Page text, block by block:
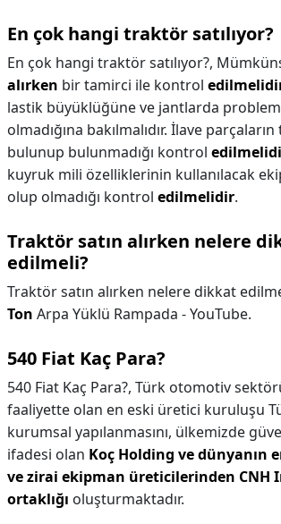
En çok hangi traktör satılıyor?
En çok hangi traktör satılıyor?,
alırken bir tamirci ile kontrol
lastik büyüklüğüne ve jantlarda
olmadığına bakılmalıdır. İlave
bulunup bulunmadığı kontrol
kuyruk mili özelliklerinin kullanılacak
olup olmadığı kontrol edilmelidir.
Traktör satın alırken nelere
edilmeli?
Traktör satın alırken nelere dikkat
Ton Arpa Yüklü Rampada - YouTube.
540 Fiat Kaç Para?
540 Fiat Kaç Para?, Türk otomotiv
faaliyette olan en eski üretici kuruluşu
kurumsal yapılanmasını, ülkemizde
ifadesi olan Koç Holding ve dünyanın
ve zirai ekipman üreticilerinden CNH
ortaklığı oluşturmaktadır.